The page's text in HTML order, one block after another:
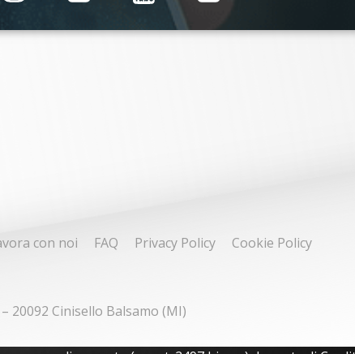
con noi FAQ Privacy Policy Cookie Policy
20092 Cinisello Balsamo (MI)